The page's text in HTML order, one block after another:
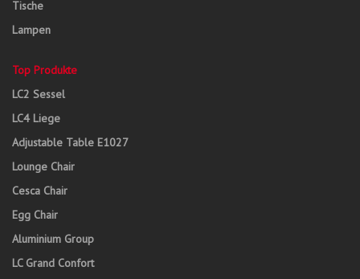
Tische
Lampen
Top Produkte
LC2 Sessel
LC4 Liege
Adjustable Table E1027
Lounge Chair
Cesca Chair
Egg Chair
Aluminium Group
LC Grand Confort